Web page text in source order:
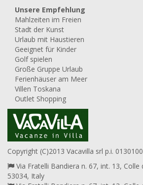
Unsere Empfehlung
Mahlzeiten im Freien
Stadt der Kunst
Urlaub mit Haustieren
Geeignet für Kinder
Golf spielen
Große Gruppe Urlaub
Ferienhäuser am Meer
Villen Toskana
Outlet Shopping
Copyright (C)2013 Vacavilla srl p.i.
Via Fratelli Bandiera n. 67, int. 13, Colle
53034, Italy